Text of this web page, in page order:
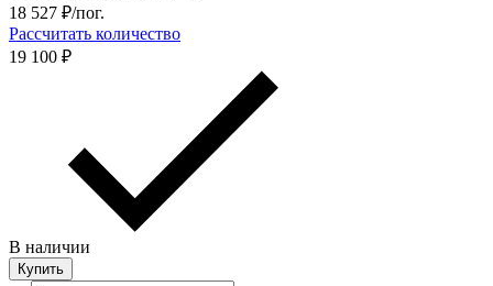
18 527 ₽/пог.
Рассчитать количество
19 100 ₽
В наличии
Купить